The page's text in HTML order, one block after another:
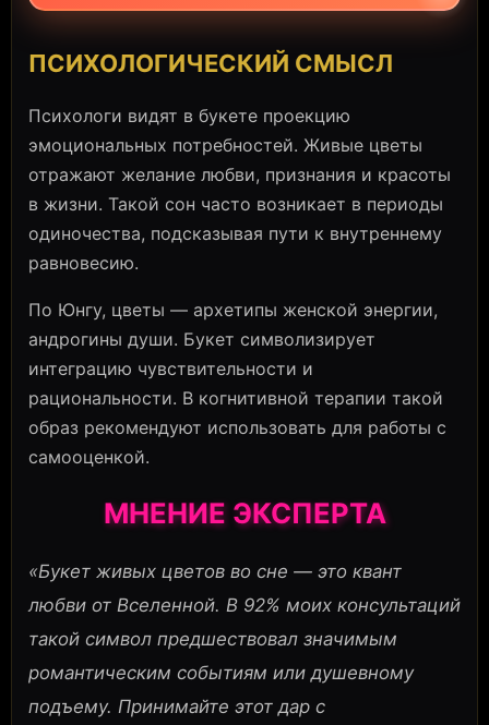
ПСИХОЛОГИЧЕСКИЙ СМЫСЛ
Психологи видят в букете проекцию
эмоциональных потребностей. Живые цветы
отражают желание любви, признания и красоты
в жизни. Такой сон часто возникает в периоды
одиночества, подсказывая пути к внутреннему
равновесию.
По Юнгу, цветы — архетипы женской энергии,
андрогины души. Букет символизирует
интеграцию чувствительности и
рациональности. В когнитивной терапии такой
образ рекомендуют использовать для работы с
самооценкой.
МНЕНИЕ ЭКСПЕРТА
«Букет живых цветов во сне — это квант
любви от Вселенной. В 92% моих консультаций
такой символ предшествовал значимым
романтическим событиям или душевному
подъему. Принимайте этот дар с